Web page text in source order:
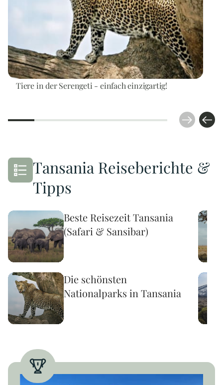
Tiere in der Serengeti - einfach einzigartig!
Tansania Reiseberichte &
Tipps
Beste Reisezeit Tansania
(Safari & Sansibar)
Die schönsten
Nationalparks in Tansania